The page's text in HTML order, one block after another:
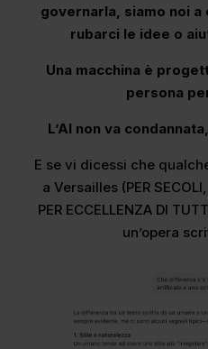
governarla, siamo noi
rubarci le idee o
Una macchina è
persona
L’AI non va
E se vi dicessi che
a Versailles (PER
PER ECCELLENZA DI
un’opera